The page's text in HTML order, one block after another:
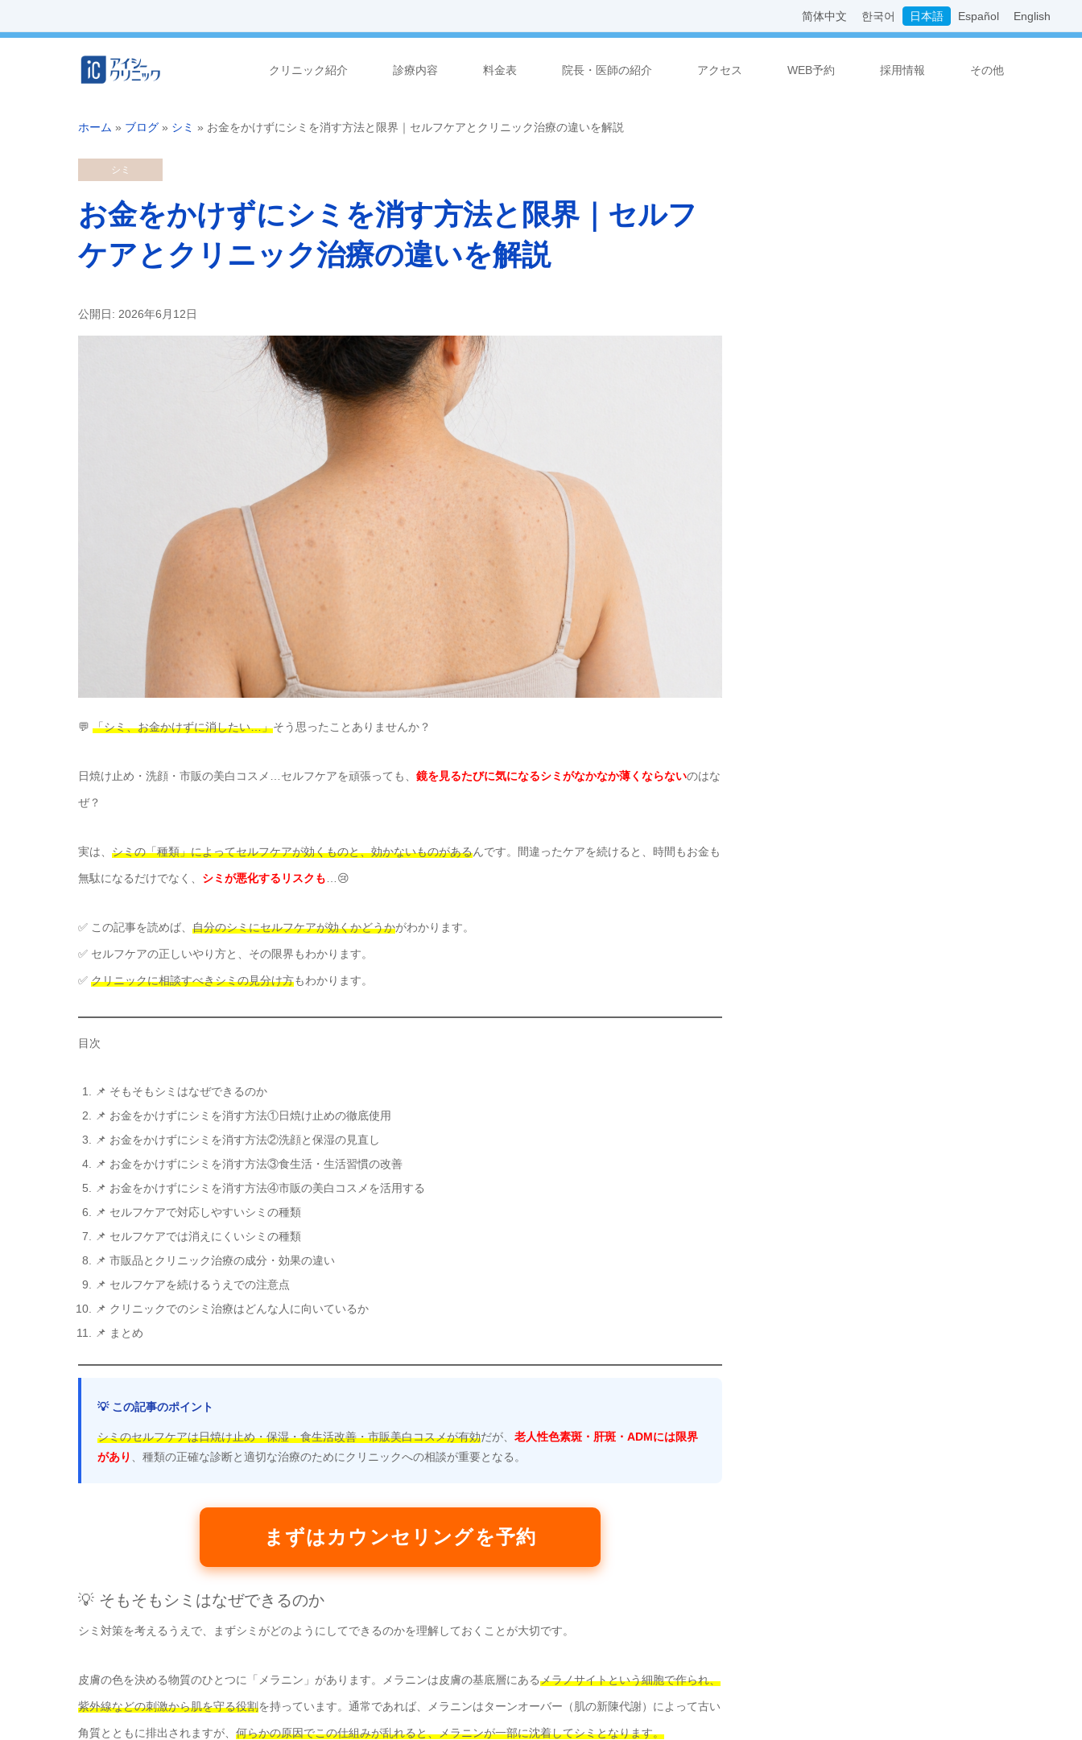
简体中文 한국어 日本語 Español English
クリニック紹介 診療内容 料金表 院長・医師の紹介 アクセス WEB予約 採用情報 その他
ホーム » ブログ » シミ » お金をかけずにシミを消す方法と限界｜セルフケアとクリニック治療の違いを解説
シミ
お金をかけずにシミを消す方法と限界｜セルフ
ケアとクリニック治療の違いを解説
公開日: 2026年6月12日
💬 「シミ、お金かけずに消したい…」そう思ったことありませんか？
日焼け止め・洗顔・市販の美白コスメ…セルフケアを頑張っても、 鏡を見るたびに気になるシミがなかなか薄くならないのはな
ぜ？
実は、 シミの「種類」によってセルフケアが効くものと、効かないものがあるんです。間違ったケアを続けると、時間もお金も
無駄になるだけでなく、 シミが悪化するリスクも …😢
✅ この記事を読めば、 自分のシミにセルフケアが効くかどうかがわかります。
✅ セルフケアの正しいやり方と、その限界もわかります。
✅ クリニックに相談すべきシミの見分け方もわかります。
目次
📌 そもそもシミはなぜできるのか
📌 お金をかけずにシミを消す方法①日焼け止めの徹底使用
📌 お金をかけずにシミを消す方法②洗顔と保湿の見直し
📌 お金をかけずにシミを消す方法③食生活・生活習慣の改善
📌 お金をかけずにシミを消す方法④市販の美白コスメを活用する
📌 セルフケアで対応しやすいシミの種類
📌 セルフケアでは消えにくいシミの種類
📌 市販品とクリニック治療の成分・効果の違い
📌 セルフケアを続けるうえでの注意点
📌 クリニックでのシミ治療はどんな人に向いているか
📌 まとめ
💡 この記事のポイント
シミのセルフケアは日焼け止め・保湿・食生活改善・市販美白コスメが有効だが、 老人性色素斑・肝斑・ADMには限界
があり
、種類の正確な診断と適切な治療のためにクリニックへの相談が重要となる。
まずはカウンセリングを予約
💡 そもそもシミはなぜできるのか
シミ対策を考えるうえで、まずシミがどのようにしてできるのかを理解しておくことが大切です。
皮膚の色を決める物質のひとつに「メラニン」があります。メラニンは皮膚の基底層にあるメラノサイトという細胞で作られ、
紫外線などの刺激から肌を守る役割を持っています。通常であれば、メラニンはターンオーバー（肌の新陳代謝）によって古い
角質とともに排出されますが、 何らかの原因でこの仕組みが乱れると、メラニンが一部に沈着してシミとなります。